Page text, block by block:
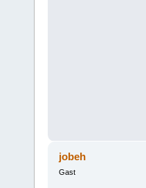
jobeh
Gast